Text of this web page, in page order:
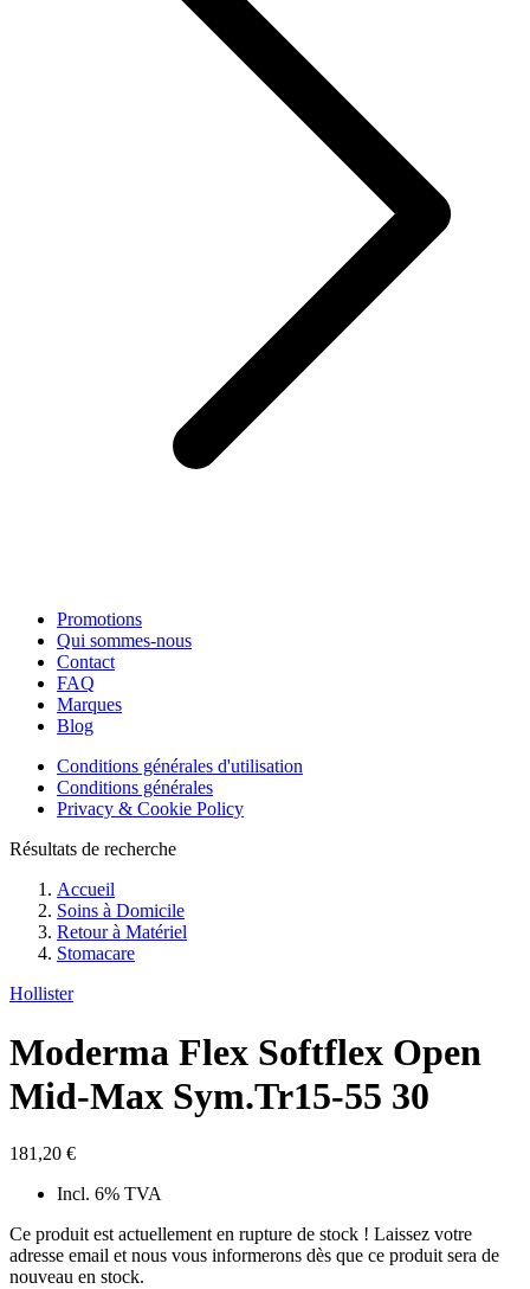
Promotions
Qui sommes-nous
Contact
FAQ
Marques
Blog
Conditions générales d'utilisation
Conditions générales
Privacy & Cookie Policy
Résultats de recherche
Accueil
Soins à Domicile
Retour à Matériel
Stomacare
Hollister
Moderma Flex Softflex Open
Mid-Max Sym.Tr15-55 30
181,20 €
Incl. 6% TVA
Ce produit est actuellement en rupture de stock ! Laissez votre
adresse email et nous vous informerons dès que ce produit sera de
nouveau en stock.